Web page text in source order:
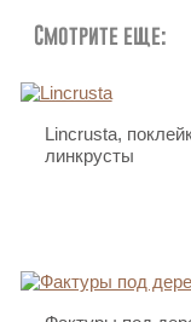
Смотрите еще:
Lincrusta,
линкрусты